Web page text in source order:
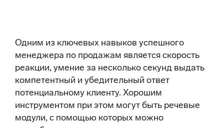
Одним из ключевых навыков успешного
менеджера по продажам является скорость
реакции, умение за несколько секунд выдать
компетентный и убедительный ответ
потенциальному клиенту. Хорошим
инструментом при этом могут быть речевые
модули, с помощью которых можно